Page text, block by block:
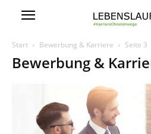
Start Bewerbung & Karriere Seite 3
Bewerbung &